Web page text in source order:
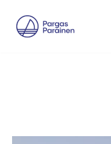
Siirry